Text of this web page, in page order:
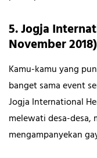
5. Jogja
November 2018)
Kamu-kamu yang
banget sama event
Jogja International
melewati desa-desa,
mengampanyekan